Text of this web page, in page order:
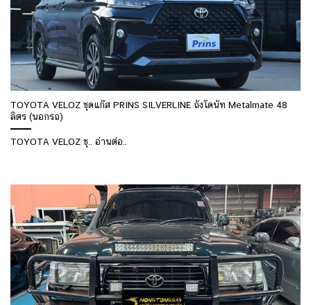
TOYOTA VELOZ ชุดแก๊ส PRINS SILVERLINE ถังโดนัท Metalmate 48
ลิตร (นอกรถ)
TOYOTA VELOZ ชุ.. อ่านต่อ..